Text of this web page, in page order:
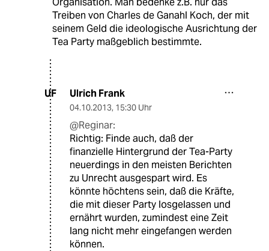
Treiben von Charles de Ganahl Koch, der mit
seinem Geld die ideologische Ausrichtung der
Tea Party maßgeblich bestimmte.
UF Ulrich Frank
04.10.2013, 15:30 Uhr
@Reginar:
Richtig: Finde auch, daß der
finanzielle Hintergrund der Tea-Party
neuerdings in den meisten Berichten
zu Unrecht ausgespart wird. Es
könnte höchtens sein, daß die Kräfte,
die mit dieser Party losgelassen und
ernährt wurden, zumindest eine Zeit
lang nicht mehr eingefangen werden
können.